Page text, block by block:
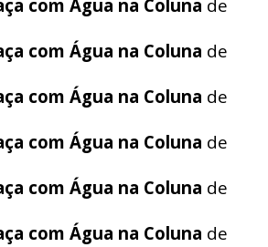
com Água na Coluna de
com Água na Coluna de
com Água na Coluna de
com Água na Coluna de
com Água na Coluna de
com Água na Coluna de